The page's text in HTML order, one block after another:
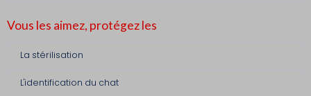
Vous les aimez, protégez les
La stérilisation
L'identification du chat